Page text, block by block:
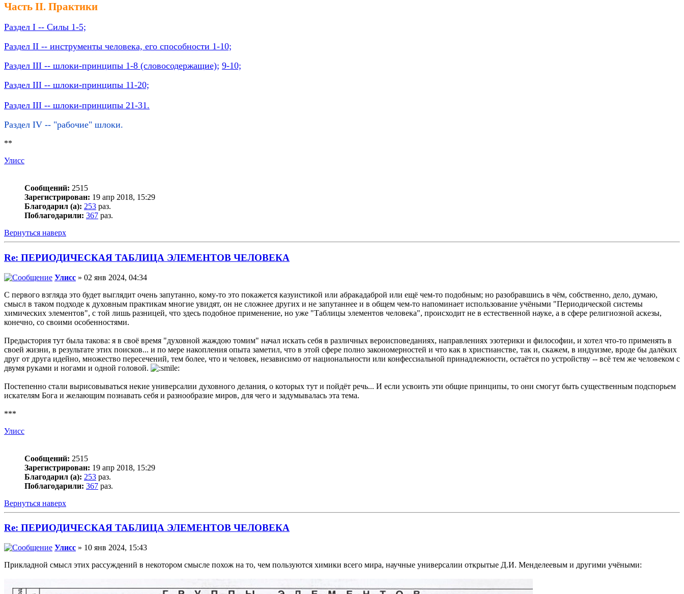
Часть II. Практики
Раздел I -- Силы 1-5;
Раздел II -- инструменты человека, его способности 1-10;
Раздел III -- шлоки-принципы 1-8 (словосодержащие); 9-10;
Раздел III -- шлоки-принципы 11-20;
Раздел III -- шлоки-принципы 21-31.
Раздел IV -- "рабочие" шлоки.
**
Улисс
Сообщений: 2515
Зарегистрирован: 19 апр 2018, 15:29
Благодарил (а): 253 раз.
Поблагодарили: 367 раз.
Вернуться наверх
Re: ПЕРИОДИЧЕСКАЯ ТАБЛИЦА ЭЛЕМЕНТОВ ЧЕЛОВЕКА
Улисс » 02 янв 2024, 04:34
С первого взгляда это будет выглядит очень запутанно, кому-то это покажется казуистикой или абракадаброй или ещё чем-то подобным; но разобравшись в чём, собственно, дело, думаю,
смысл в таком подходе к духовным практикам многие увидят, он не сложнее других и не запутаннее и в общем чем-то напоминает использование учёными "Периодической системы
химических элементов", с той лишь разницей, что здесь подобное применение, но уже "Таблицы элементов человека", происходит не в естественной науке, а в сфере религиозной аскезы,
конечно, со своими особенностями.
Предыстория тут была такова: я в своё время "духовной жаждою томим" начал искать себя в различных вероисповеданиях, направлениях эзотерики и философии, и хотел что-то применять в
своей жизни, в результате этих поисков... и по мере накопления опыта заметил, что в этой сфере полно закономерностей и что как в христианстве, так и, скажем, в индуизме, вроде бы далёких
друг от друга идейно, множество пересечений, тем более, что и человек, независимо от национальности или конфессиальной принадлежности, остаётся по устройству -- всё тем же человеком с
двумя руками и ногами и одной головой.
Постепенно стали вырисовываться некие универсалии духовного делания, о которых тут и пойдёт речь... И если усвоить эти общие принципы, то они смогут быть существенным подспорьем
искателям Бога и желающим познавать себя и разнообразие миров, для чего и задумывалась эта тема.
***
Улисс
Сообщений: 2515
Зарегистрирован: 19 апр 2018, 15:29
Благодарил (а): 253 раз.
Поблагодарили: 367 раз.
Вернуться наверх
Re: ПЕРИОДИЧЕСКАЯ ТАБЛИЦА ЭЛЕМЕНТОВ ЧЕЛОВЕКА
Улисс » 10 янв 2024, 15:43
Прикладной смысл этих рассуждений в некотором смысле похож на то, чем пользуются химики всего мира, научные универсалии открытые Д.И. Менделеевым и другими учёными: